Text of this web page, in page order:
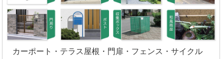
カーポート・テラス屋根・門扉・フェンス・サイクル